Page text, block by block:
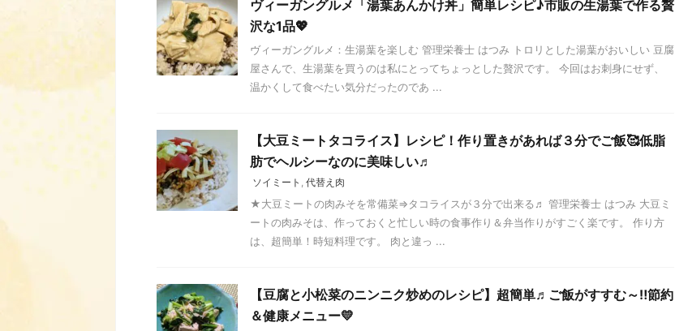
ヴィーガングルメ「湯葉あんかけ丼」簡単レシピ♪市販の生湯葉で作る贅
沢な1品💖
ヴィーガングルメ：生湯葉を楽しむ 管理栄養士 はつみ トロリとした湯葉がおいしい 豆腐
屋さんで、生湯葉を買うのは私にとってちょっとした贅沢です。 今回はお刺身にせず、
温かくして食べたい気分だったのであ ...
【大豆ミートタコライス】レシピ！作り置きがあれば３分でご飯🥰低脂
肪でヘルシーなのに美味しい♬
ソイミート 代替え肉
★大豆ミートの肉みそを常備菜⇒タコライスが３分で出来る♬ 管理栄養士 はつみ 大豆ミ
ートの肉みそは、作っておくと忙しい時の食事作り＆弁当作りがすごく楽です。 作り方
は、超簡単！時短料理です。 肉と違っ ...
【豆腐と小松菜のニンニク炒めのレシピ】超簡単♬ご飯がすすむ～‼節約
＆健康メニュー💛